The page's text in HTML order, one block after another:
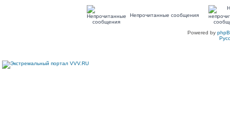
Непрочитанные сообщения
Powered by